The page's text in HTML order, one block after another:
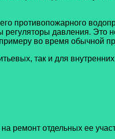
противопожарного
давления. Это
во время обычной
так и для
ремонт отдельных ее